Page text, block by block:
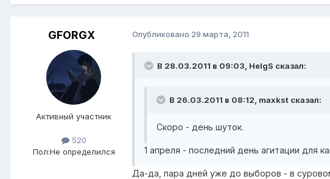
GFORGX
Активный участник
520
Пол:Не определился
Опубликовано 29 марта, 2011
В 28.03.2011 в 09:03, HelgS сказал:
В 26.03.2011 в 08:12, maxkst сказал:
Скоро - день шуток.
1 апреля - последний день агитации для
Да-да, пара дней уже до выборов - в